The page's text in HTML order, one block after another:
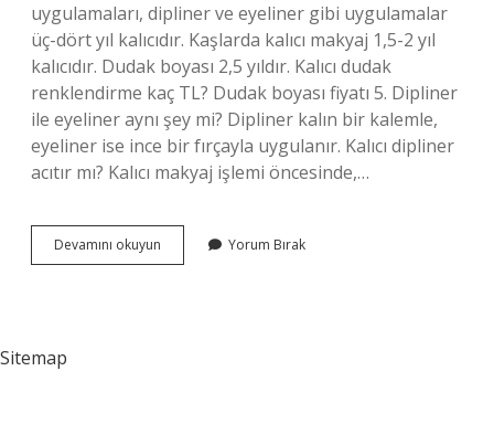
uygulamaları, dipliner ve eyeliner gibi uygulamalar
üç-dört yıl kalıcıdır. Kaşlarda kalıcı makyaj 1,5-2 yıl
kalıcıdır. Dudak boyası 2,5 yıldır. Kalıcı dudak
renklendirme kaç TL? Dudak boyası fiyatı 5. Dipliner
ile eyeliner aynı şey mi? Dipliner kalın bir kalemle,
eyeliner ise ince bir fırçayla uygulanır. Kalıcı dipliner
acıtır mı? Kalıcı makyaj işlemi öncesinde,…
Devamını okuyun Dipliner
Ücreti
Yorum Bırak
Sitemap